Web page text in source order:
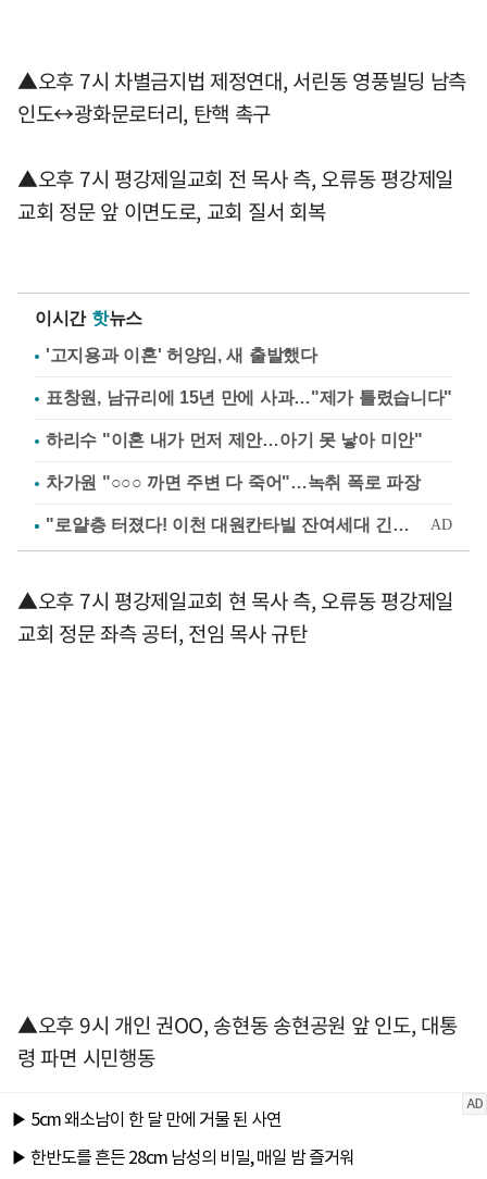
▲오후 7시 차별금지법 제정연대, 서린동 영풍빌딩 남측
인도↔광화문로터리, 탄핵 촉구
▲오후 7시 평강제일교회 전 목사 측, 오류동 평강제일
교회 정문 앞 이면도로, 교회 질서 회복
이시간 핫뉴스
'고지용과 이혼' 허양임, 새 출발했다
표창원, 남규리에 15년 만에 사과…"제가 틀렸습니다"
하리수 "이혼 내가 먼저 제안…아기 못 낳아 미안"
차가원 "○○○ 까면 주변 다 죽어"…녹취 폭로 파장
▲오후 7시 평강제일교회 현 목사 측, 오류동 평강제일
교회 정문 좌측 공터, 전임 목사 규탄
▲오후 9시 개인 권OO, 송현동 송현공원 앞 인도, 대통
령 파면 시민행동